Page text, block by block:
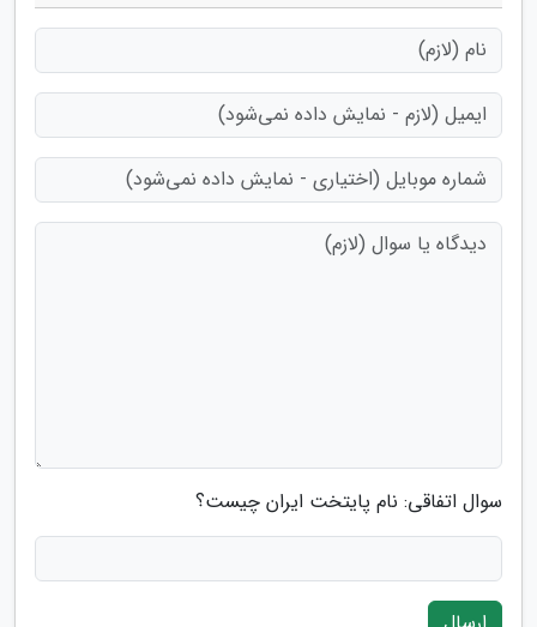
سوال اتفاقی: نام پایتخت ایران چیست؟